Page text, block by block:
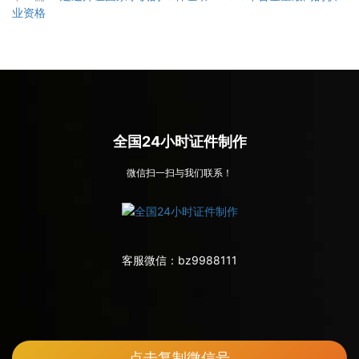
业资格
全国24小时证件制作
微信扫一扫与我们联系！
客服微信： bz9988111